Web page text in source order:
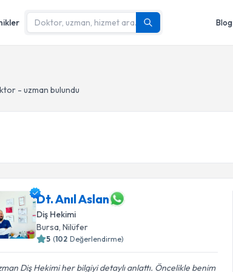
Blog
- uzman bulundu
Dt. Anıl Aslan
Diş Hekimi
Bursa, Nilüfer
5 (102 Değerlendirme)
Diş Hekimi her bilgiyi detaylı anlattı. Öncelikle benim